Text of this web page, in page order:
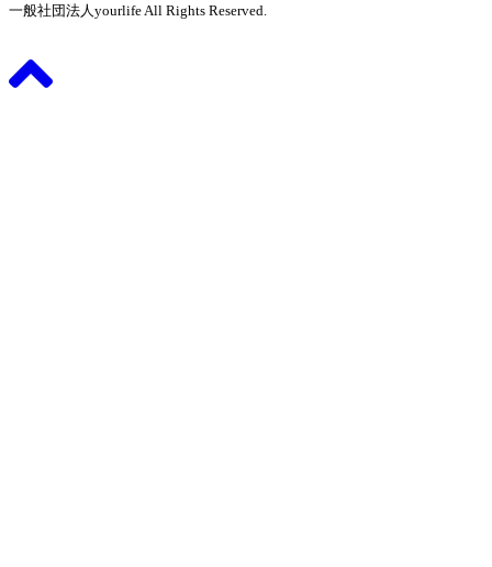
一般社団法人yourlife All Rights Reserved.